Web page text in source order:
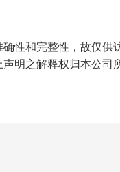
性和完整性，故仅
明之解释权归本公司